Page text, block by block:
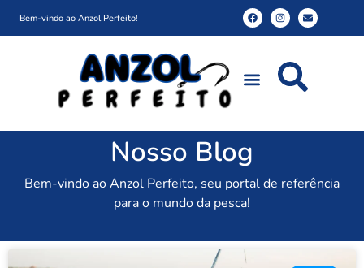
Bem-vindo ao Anzol Perfeito!
Nosso Blog
Bem-vindo ao Anzol Perfeito, seu portal de referência
para o mundo da pesca!